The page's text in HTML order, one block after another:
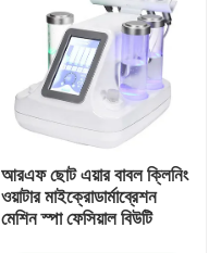
আরএফ ছোট এয়ার বাবল ক্লিনিং
ওয়াটার মাইক্রোডার্মাব্রেশন
মেশিন স্পা ফেসিয়াল বিউটি